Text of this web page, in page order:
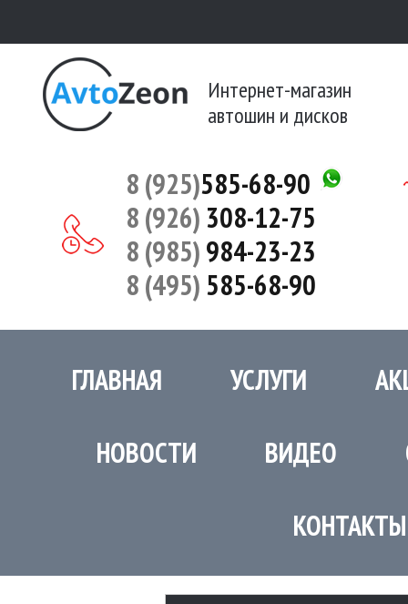
Интернет-магазин
автошин и дисков
8 (925)585-68-90
8 (926) 308-12-75
8 (985)984-23-23
8 (495)585-68-90
ГЛАВНАЯ УСЛУГИ
НОВОСТИ ВИДЕО
КОНТАКТЫ